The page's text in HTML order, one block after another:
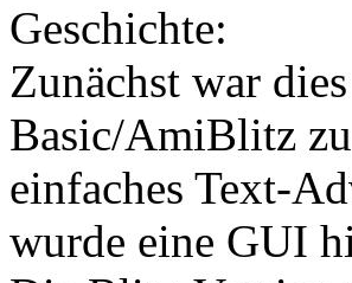
Geschichte:
Zunächst war
Basic/AmiBlitz
einfaches Text-
wurde eine GUI